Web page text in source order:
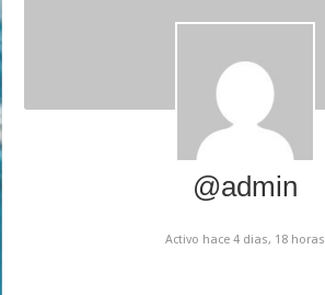
@admin
Activo hace 4 dias, 18 horas